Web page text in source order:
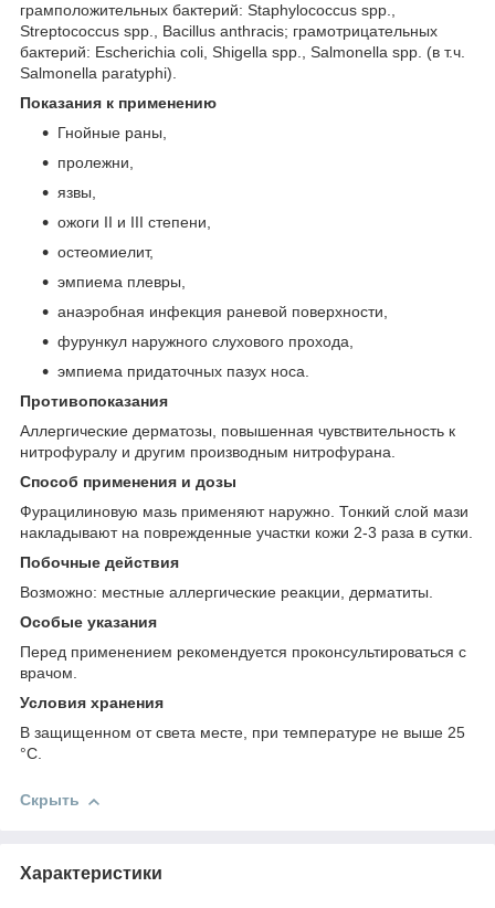
грамположительных бактерий: Staphylococcus spp.,
Streptococcus spp., Bacillus anthracis; грамотрицательных
бактерий: Escherichia coli, Shigella spp., Salmonella spp. (в т.ч.
Salmonella paratyphi).
Показания к применению
Гнойные раны,
пролежни,
язвы,
ожоги II и III степени,
остеомиелит,
эмпиема плевры,
анаэробная инфекция раневой поверхности,
фурункул наружного слухового прохода,
эмпиема придаточных пазух носа.
Противопоказания
Аллергические дерматозы, повышенная чувствительность к
нитрофуралу и другим производным нитрофурана.
Способ применения и дозы
Фурацилиновую мазь применяют наружно. Тонкий слой мази
накладывают на поврежденные участки кожи 2-3 раза в сутки.
Побочные действия
Возможно: местные аллергические реакции, дерматиты.
Особые указания
Перед применением рекомендуется проконсультироваться с
врачом.
Условия хранения
В защищенном от света месте, при температуре не выше 25
°C.
Скрыть
Характеристики